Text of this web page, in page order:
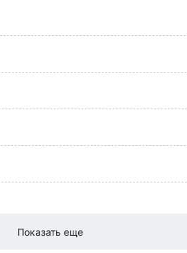
Показать еще